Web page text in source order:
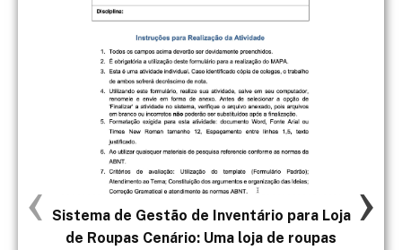
Sistema de Gestão de Inventário para Loja
de Roupas Cenário: Uma loja de roupas
‹ ›